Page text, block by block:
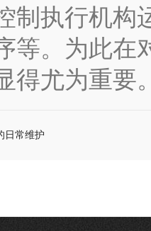
制执行机构
等。为此在
得尤为重要
日常维护